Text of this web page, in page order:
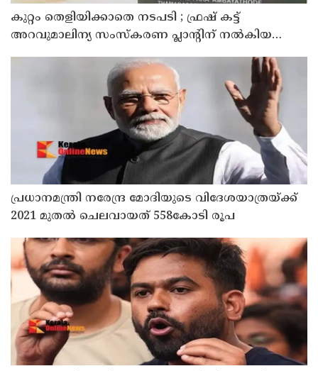
കുറ്റം തെളിയിക്കാതെ നടപടി ; ഫ്രഷ് കട്ട്
അറവുമാലിന്യ സംസ്‌കരണ പ്ലാന്റിന് നല്‍കിയ
പ്രധാനമന്ത്രി നരേന്ദ്ര മോദിയുടെ വിദേശയാത്രയ്ക്ക്
2021 മുതല്‍ ചെലവായത് 558കോടി രൂപ